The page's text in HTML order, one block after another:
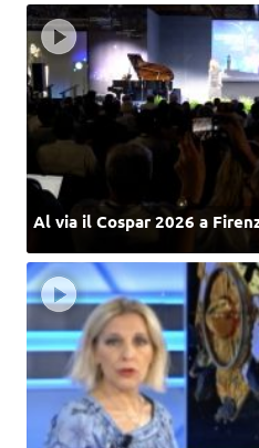
Al via il Cospar 2026 a